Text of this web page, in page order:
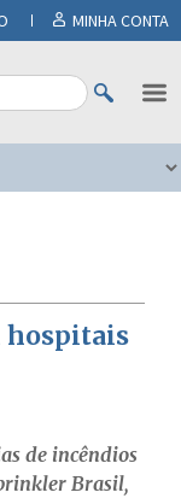
MINHA CONTA
hospitais
de incêndios
Brasil,